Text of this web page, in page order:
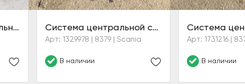
ACL (система центральной смазки) в сборе без насоса Система центральной смазки в сборе без насоса
Арт: 1329978 | 8379 | Scania
В наличии
Арт: 1731216 |
В наличии